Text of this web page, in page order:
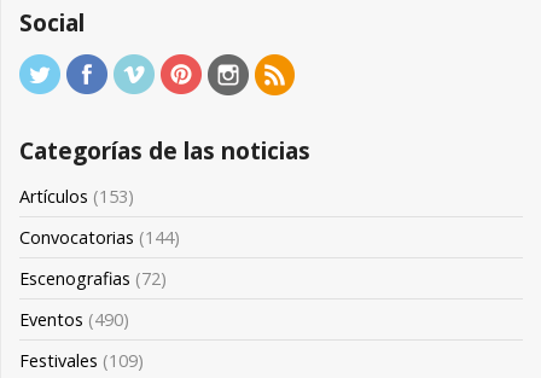
Social
Categorías de las noticias
Artículos (153)
Convocatorias (144)
Escenografias (72)
Eventos (490)
Festivales (109)